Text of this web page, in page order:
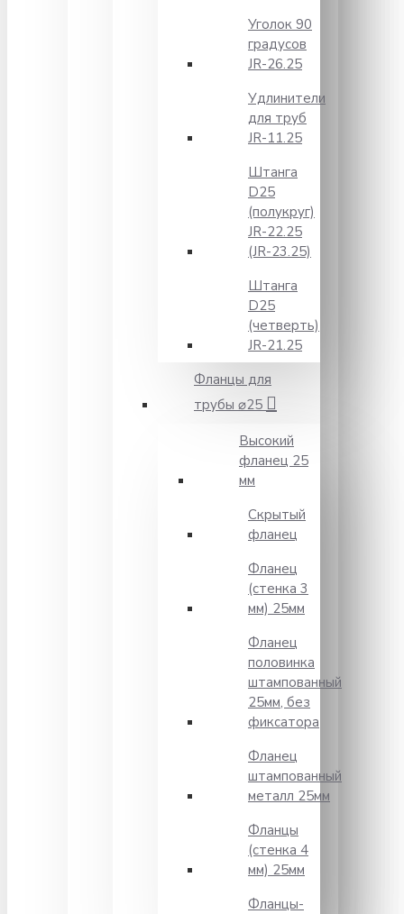
Уголок 90
градусов
JR-26.25
Удлинители
для труб
JR-11.25
Штанга
D25
(полукруг)
JR-22.25
(JR-23.25)
Штанга
D25
(четверть)
JR-21.25
Фланцы для
трубы ⌀25
Высокий
фланец 25
мм
Скрытый
фланец
Фланец
(стенка 3
мм) 25мм
Фланец
половинка
штампованный
25мм, без
фиксатора
Фланец
штампованный
металл 25мм
Фланцы
(стенка 4
мм) 25мм
Фланцы-